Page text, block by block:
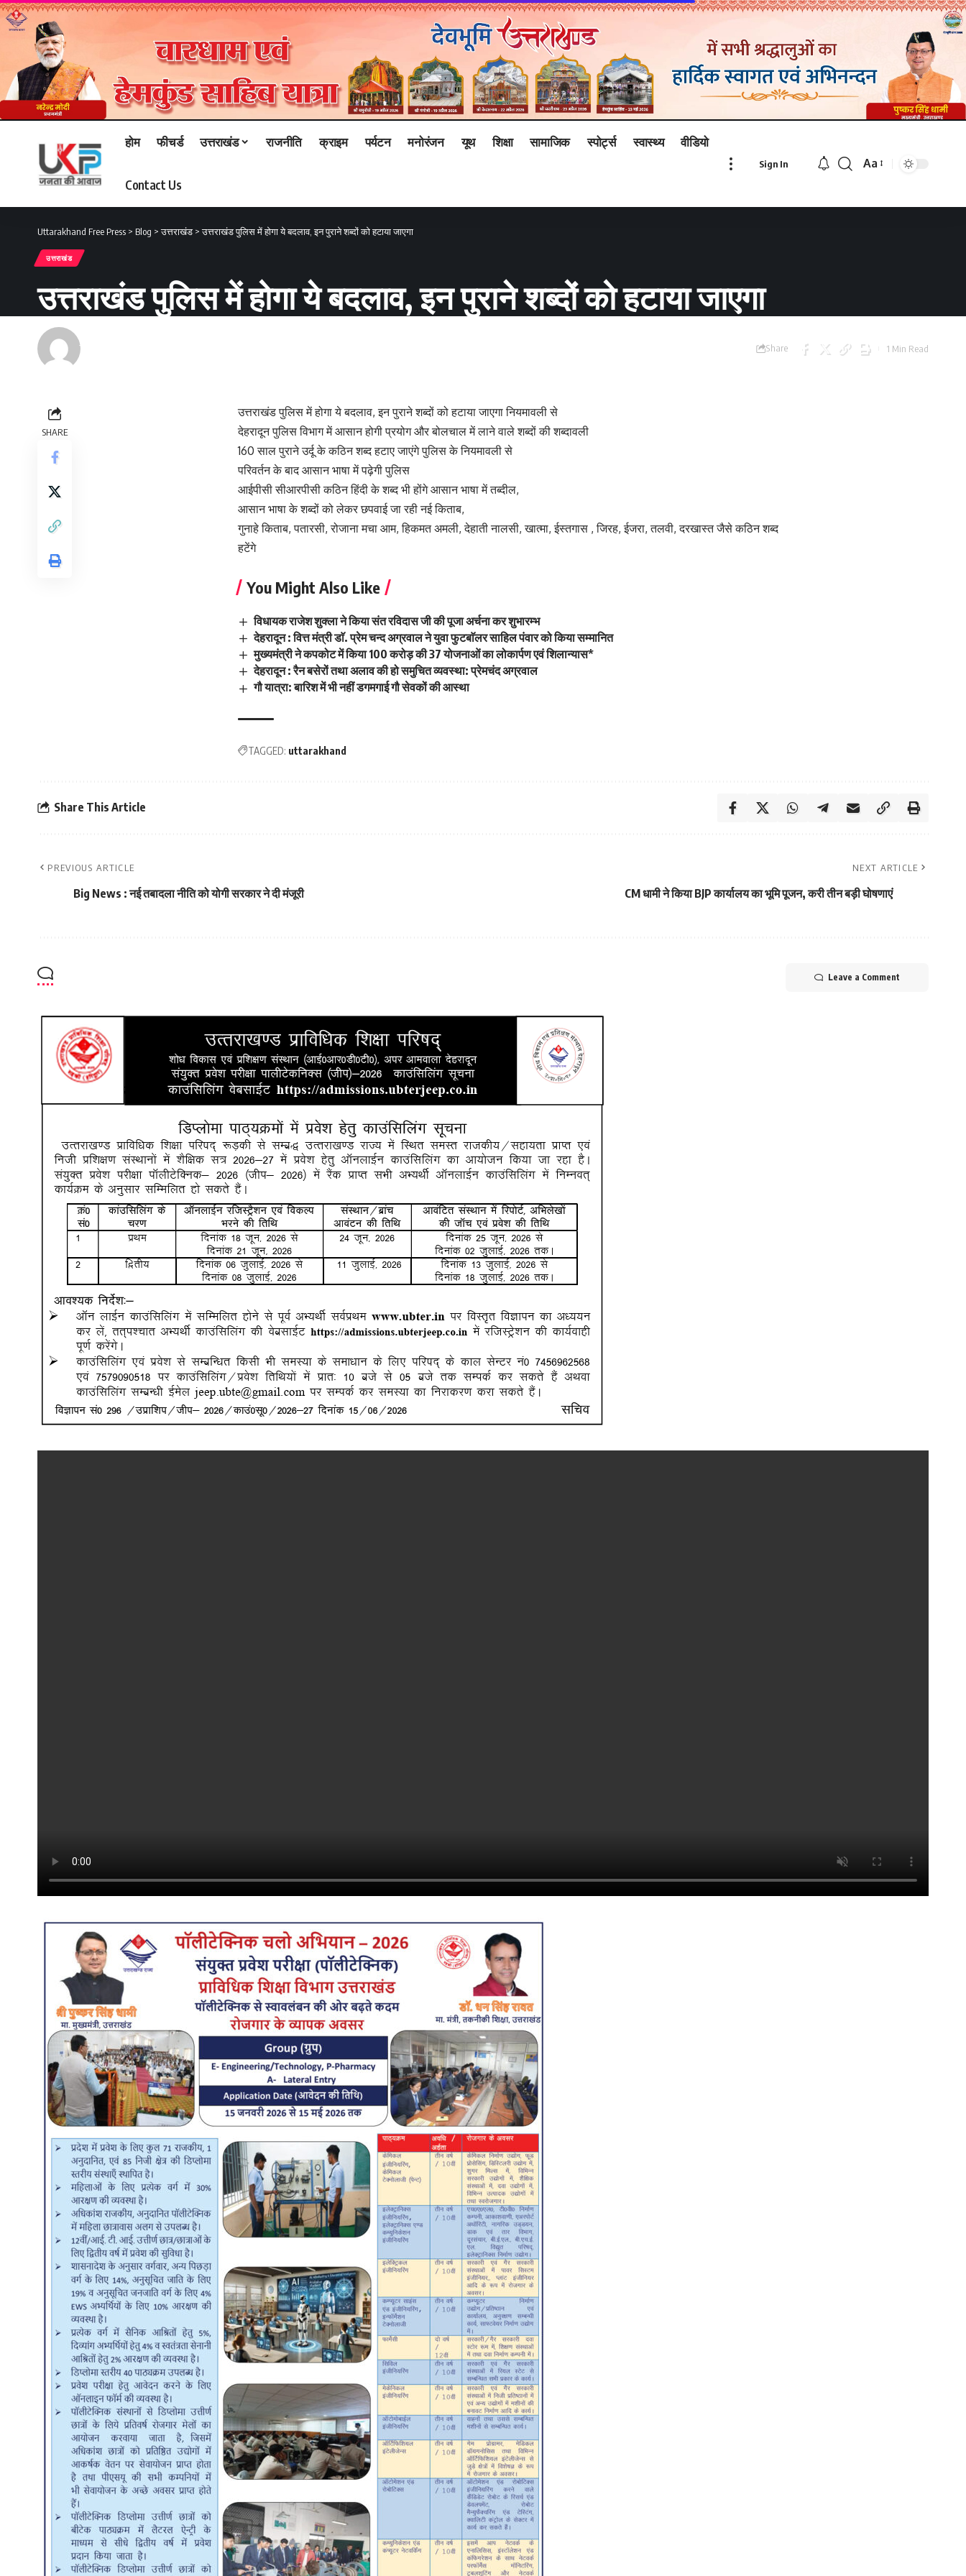
होम फीचर्ड उत्तराखंड राजनीति क्राइम पर्यटन मनोरंजन यूथ शिक्षा सामाजिक स्पोर्ट्स स्वास्थ्य वीडियो
Contact Us
Sign In
Font
Aa
Uttarakhand Free Press > Blog >उत्तराखंड >उत्तराखंड पुलिस में होगा ये बदलाव, इन पुराने शब्दों को हटाया जाएगा
उत्तराखंड
उत्तराखंड पुलिस में होगा ये बदलाव, इन पुराने शब्दों को हटाया जाएगा
Last updated: September 24, 2023 8:55 am
Renu Negi
Share 1 Min Read
SHARE
उत्तराखंड पुलिस में होगा ये बदलाव, इन पुराने शब्दों को हटाया जाएगा नियमावली से
देहरादून पुलिस विभाग में आसान होगी प्रयोग और बोलचाल में लाने वाले शब्दों की शब्दावली
160 साल पुराने उर्दू के कठिन शब्द हटाए जाएंगे पुलिस के नियमावली से
परिवर्तन के बाद आसान भाषा में पढ़ेगी पुलिस
आईपीसी सीआरपीसी कठिन हिंदी के शब्द भी होंगे आसान भाषा में तब्दील,
आसान भाषा के शब्दों को लेकर छपवाई जा रही नई किताब,
गुनाहे किताब, पतारसी, रोजाना मचा आम, हिकमत अमली, देहाती नालसी, खात्मा, ईस्तगास , जिरह, ईजरा, तलवी, दरखास्त जैसे कठिन शब्द
हटेंगे
You Might Also Like
विधायक राजेश शुक्ला ने किया संत रविदास जी की पूजा अर्चना कर शुभारम्भ
देहरादून : वित्त मंत्री डाॅ. प्रेम चन्द अग्रवाल ने युवा फुटबाॅलर साहिल पंवार को किया सम्मानित
मुख्यमंत्री ने कपकोट में किया 100 करोड़ की 37 योजनाओं का लोकार्पण एवं शिलान्यास*
देहरादून : रैन बसेरों तथा अलाव की हो समुचित व्यवस्था: प्रेमचंद अग्रवाल
गौ यात्रा: बारिश में भी नहीं डगमगाई गौ सेवकों की आस्था
TAGGED: uttarakhand
Share This Article
PREVIOUS ARTICLE
Big News : नई तबादला नीति को योगी सरकार ने दी मंजूरी
NEXT ARTICLE
CM धामी ने किया BJP कार्यालय का भूमि पूजन, करी तीन बड़ी घोषणाएं
Leave a Comment